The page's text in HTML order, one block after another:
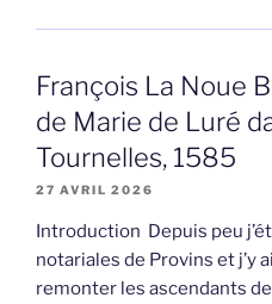
François La Noue
de Marie de Luré
Tournelles, 1585
27 AVRIL 2026
Introduction Depuis peu
notariales de Provins et j’y
remonter les ascendants